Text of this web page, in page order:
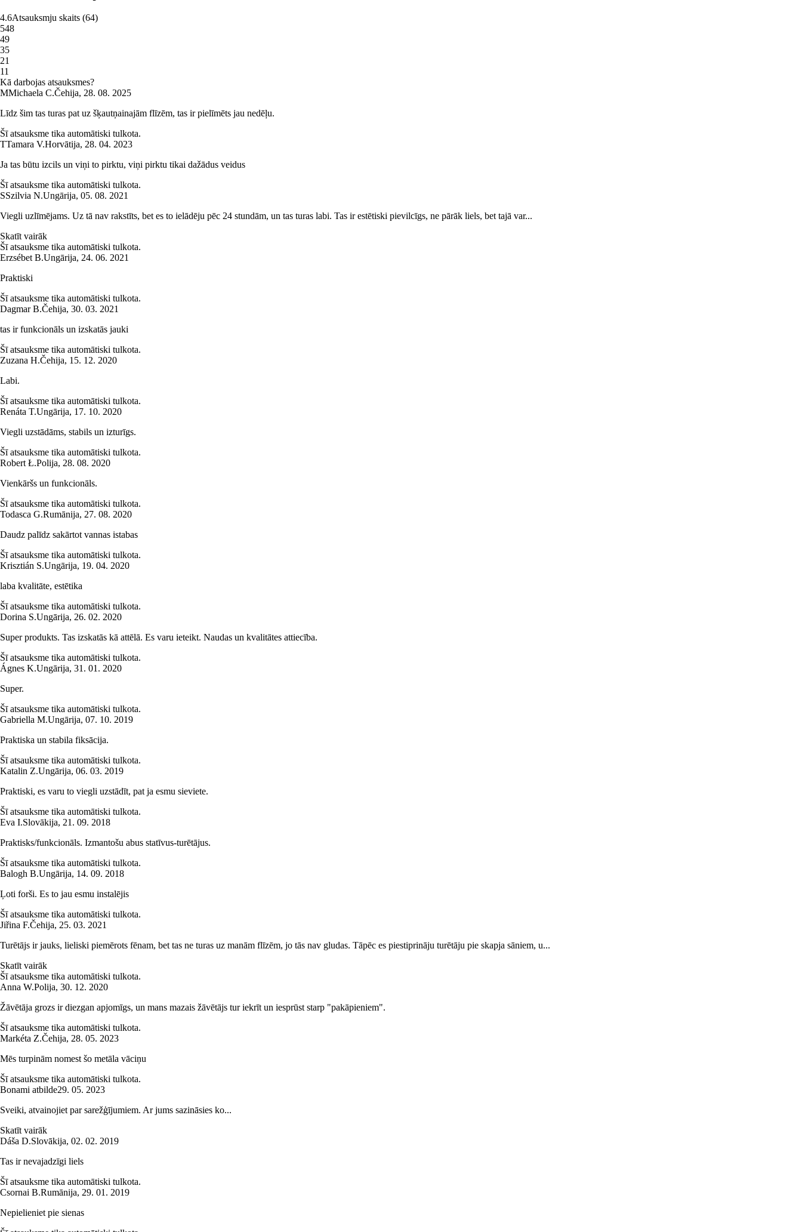
4.6Atsauksmju skaits (64)
548
49
35
21
11
Kā darbojas atsauksmes?
MMichaela C.Čehija, 28. 08. 2025
Līdz šim tas turas pat uz šķautņainajām flīzēm, tas ir pielīmēts jau nedēļu.
Šī atsauksme tika automātiski tulkota.
TTamara V.Horvātija, 28. 04. 2023
Ja tas būtu izcils un viņi to pirktu, viņi pirktu tikai dažādus veidus
Šī atsauksme tika automātiski tulkota.
SSzilvia N.Ungārija, 05. 08. 2021
Viegli uzlīmējams. Uz tā nav rakstīts, bet es to ielādēju pēc 24 stundām, un tas turas labi. Tas ir estētiski pievilcīgs, ne pārāk liels, bet tajā var...
Skatīt vairāk
Šī atsauksme tika automātiski tulkota.
Erzsébet B.Ungārija, 24. 06. 2021
Praktiski
Šī atsauksme tika automātiski tulkota.
Dagmar B.Čehija, 30. 03. 2021
tas ir funkcionāls un izskatās jauki
Šī atsauksme tika automātiski tulkota.
Zuzana H.Čehija, 15. 12. 2020
Labi.
Šī atsauksme tika automātiski tulkota.
Renáta T.Ungārija, 17. 10. 2020
Viegli uzstādāms, stabils un izturīgs.
Šī atsauksme tika automātiski tulkota.
Robert Ł.Polija, 28. 08. 2020
Vienkāršs un funkcionāls.
Šī atsauksme tika automātiski tulkota.
Todasca G.Rumānija, 27. 08. 2020
Daudz palīdz sakārtot vannas istabas
Šī atsauksme tika automātiski tulkota.
Krisztián S.Ungārija, 19. 04. 2020
laba kvalitāte, estētika
Šī atsauksme tika automātiski tulkota.
Dorina S.Ungārija, 26. 02. 2020
Super produkts. Tas izskatās kā attēlā. Es varu ieteikt. Naudas un kvalitātes attiecība.
Šī atsauksme tika automātiski tulkota.
Ágnes K.Ungārija, 31. 01. 2020
Super.
Šī atsauksme tika automātiski tulkota.
Gabriella M.Ungārija, 07. 10. 2019
Praktiska un stabila fiksācija.
Šī atsauksme tika automātiski tulkota.
Katalin Z.Ungārija, 06. 03. 2019
Praktiski, es varu to viegli uzstādīt, pat ja esmu sieviete.
Šī atsauksme tika automātiski tulkota.
Eva I.Slovākija, 21. 09. 2018
Praktisks/funkcionāls. Izmantošu abus statīvus-turētājus.
Šī atsauksme tika automātiski tulkota.
Balogh B.Ungārija, 14. 09. 2018
Ļoti forši. Es to jau esmu instalējis
Šī atsauksme tika automātiski tulkota.
Jiřina F.Čehija, 25. 03. 2021
Turētājs ir jauks, lieliski piemērots fēnam, bet tas ne turas uz manām flīzēm, jo tās nav gludas. Tāpēc es piestiprināju turētāju pie skapja sāniem, u...
Skatīt vairāk
Šī atsauksme tika automātiski tulkota.
Anna W.Polija, 30. 12. 2020
Žāvētāja grozs ir diezgan apjomīgs, un mans mazais žāvētājs tur iekrīt un iesprūst starp "pakāpieniem".
Šī atsauksme tika automātiski tulkota.
Markéta Z.Čehija, 28. 05. 2023
Mēs turpinām nomest šo metāla vāciņu
Šī atsauksme tika automātiski tulkota.
Bonami atbilde29. 05. 2023
Sveiki, atvainojiet par sarežģījumiem. Ar jums sazināsies ko...
Skatīt vairāk
Dáša D.Slovākija, 02. 02. 2019
Tas ir nevajadzīgi liels
Šī atsauksme tika automātiski tulkota.
Csornai B.Rumānija, 29. 01. 2019
Nepielieniet pie sienas